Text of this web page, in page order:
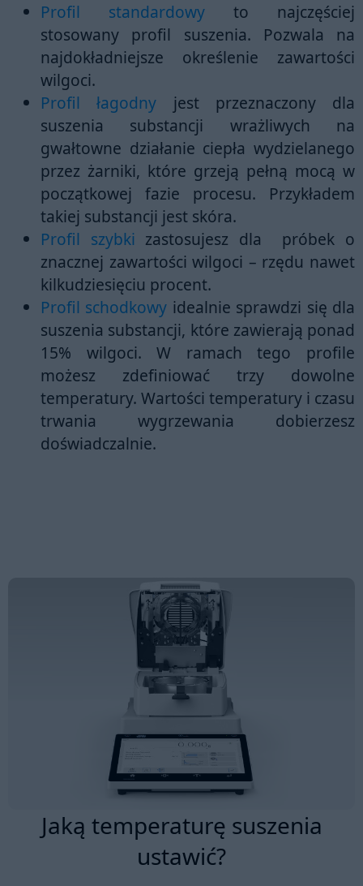
Profil standardowy to najczęściej
stosowany profil suszenia. Pozwala na
najdokładniejsze określenie zawartości
wilgoci.
Profil łagodny jest przeznaczony dla
suszenia substancji wrażliwych na
gwałtowne działanie ciepła wydzielanego
przez żarniki, które grzeją pełną mocą w
początkowej fazie procesu. Przykładem
takiej substancji jest skóra.
Profil szybki zastosujesz dla próbek o
znacznej zawartości wilgoci – rzędu nawet
kilkudziesięciu procent.
Profil schodkowy idealnie sprawdzi się dla
suszenia substancji, które zawierają ponad
15% wilgoci. W ramach tego profile
możesz zdefiniować trzy dowolne
temperatury. Wartości temperatury i czasu
trwania wygrzewania dobierzesz
doświadczalnie.
Jaką temperaturę suszenia
ustawić?